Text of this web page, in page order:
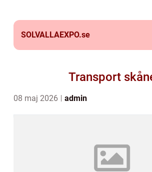
SOLVALLAEXPO.se
Transport
08 maj 2026 admin